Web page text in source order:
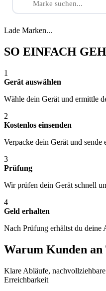
Lade Marken...
SO EINFACH
1
Gerät auswählen
Wähle dein Gerät und ermittle
2
Kostenlos einsenden
Verpacke dein Gerät und sende
3
Prüfung
Wir prüfen dein Gerät schnell
4
Geld erhalten
Nach Prüfung erhältst du deine
Warum Kunden
Klare Abläufe,
Erreichbarkeit